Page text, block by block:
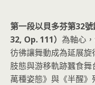
第一段以貝多芬第32
32, Op. 111） 為軸心
彷彿讓舞動成為延展
肢態與游移軌跡蠶食
萬種姿態》與《半醒》